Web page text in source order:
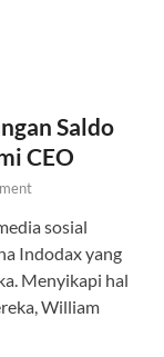
Saldo
CEO
sosial
Indodax yang
Menyikapi hal
William